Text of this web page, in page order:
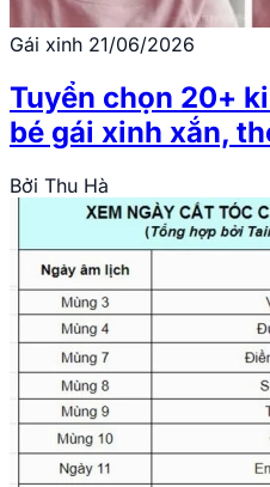
Gái xinh 21/06/2026
Tuyển chọn 20+
bé gái xinh xắn,
Bởi Thu Hà